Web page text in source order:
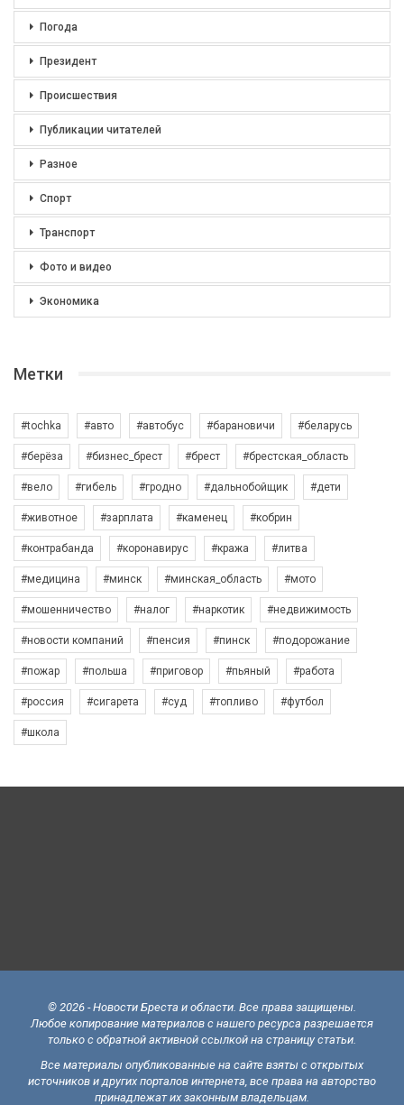
Погода
Президент
Происшествия
Публикации читателей
Разное
Спорт
Транспорт
Фото и видео
Экономика
Метки
#tochka #авто #автобус #барановичи #беларусь
#берёза #бизнес_брест #брест #брестская_область
#вело #гибель #гродно #дальнобойщик #дети
#животное #зарплата #каменец #кобрин
#контрабанда #коронавирус #кража #литва
#медицина #минск #минская_область #мото
#мошенничество #налог #наркотик #недвижимость
#новости компаний #пенсия #пинск #подорожание
#пожар #польша #приговор #пьяный #работа
#россия #сигарета #суд #топливо #футбол
#школа
© 2026 - Новости Бреста и области. Все права защищены.
Любое копирование материалов с нашего ресурса разрешается
только с обратной активной ссылкой на страницу статьи.
Все материалы опубликованные на сайте взяты с открытых
источников и других порталов интернета, все права на авторство
принадлежат их законным владельцам.